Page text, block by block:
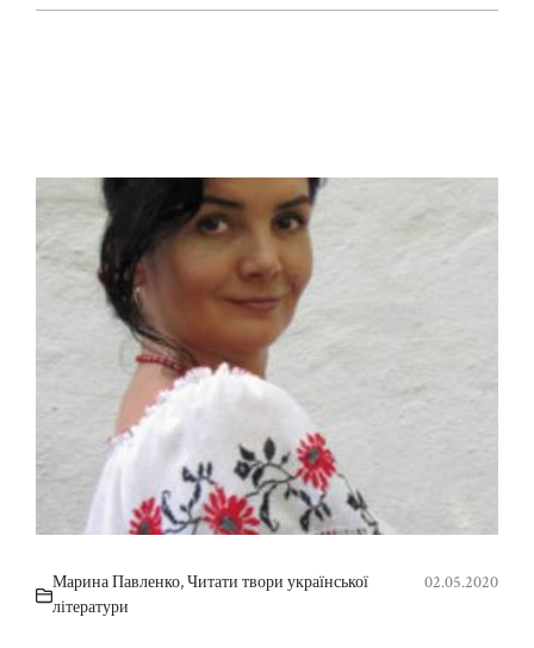
Марина Павленко,Читати твори української
літератури
02.05.2020